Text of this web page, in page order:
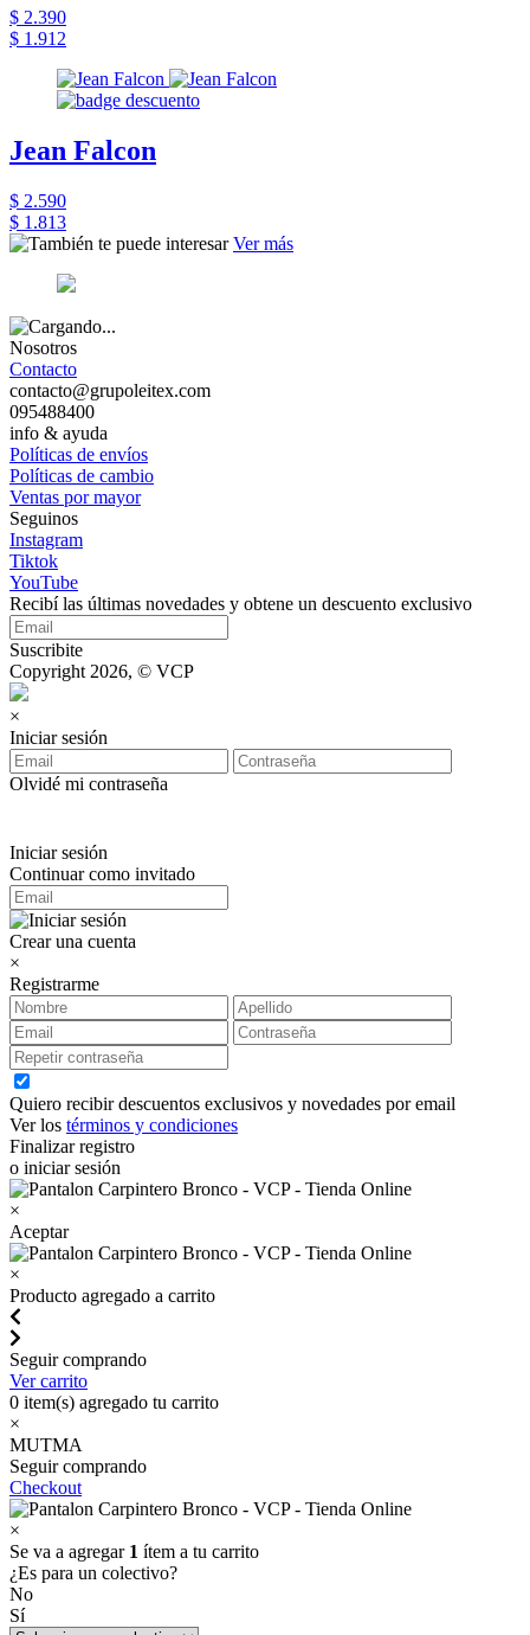
$ 2.390
$ 1.912
Jean Falcon
$ 2.590
$ 1.813
Ver más
Nosotros
Contacto
contacto@grupoleitex.com
095488400
info & ayuda
Políticas de envíos
Políticas de cambio
Ventas por mayor
Seguinos
Instagram
Tiktok
YouTube
Recibí las últimas novedades y obtene un descuento exclusivo
Suscribite
Copyright 2026, © VCP
×
Iniciar sesión
Olvidé mi contraseña
Iniciar sesión
Continuar como invitado
Crear una cuenta
×
Registrarme
Quiero recibir descuentos exclusivos y novedades por email
Ver los términos y condiciones
Finalizar registro
o iniciar sesión
×
Aceptar
×
Producto agregado a carrito
Seguir comprando
Ver carrito
0 item(s) agregado tu carrito
×
MUTMA
Seguir comprando
Checkout
×
Se va a agregar 1 ítem a tu carrito
¿Es para un colectivo?
No
Sí